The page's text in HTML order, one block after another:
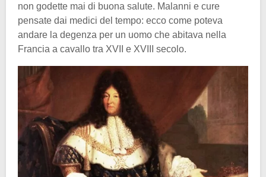
non godette mai di buona salute. Malanni e cure
pensate dai medici del tempo: ecco come poteva
andare la degenza per un uomo che abitava nella
Francia a cavallo tra XVII e XVIII secolo.